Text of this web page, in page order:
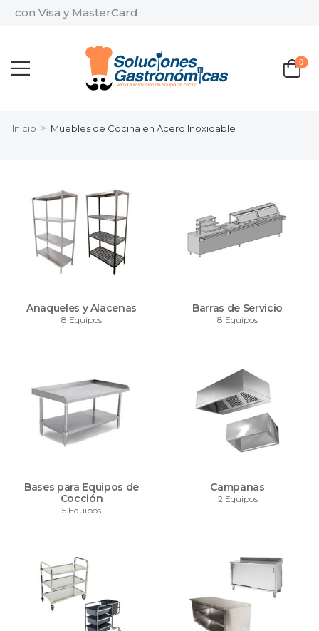
y MasterCard
0
Inicio > Muebles de Cocina en Acero Inoxidable
Anaqueles y Alacenas
8 Equipos
Barras de Servicio
8 Equipos
Bases para Equipos de
Cocción
5 Equipos
Campanas
2 Equipos